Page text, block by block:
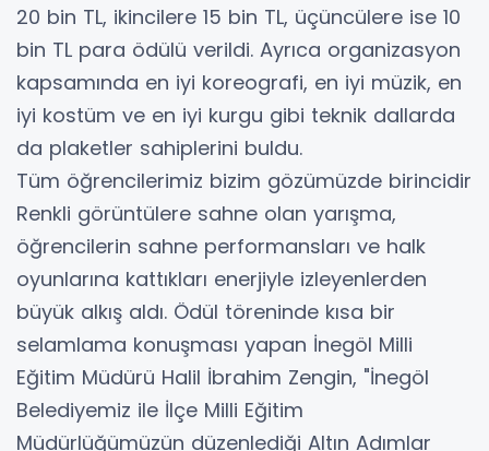
20 bin TL, ikincilere 15 bin TL, üçüncülere ise 10
bin TL para ödülü verildi. Ayrıca organizasyon
kapsamında en iyi koreografi, en iyi müzik, en
iyi kostüm ve en iyi kurgu gibi teknik dallarda
da plaketler sahiplerini buldu.
Tüm öğrencilerimiz bizim gözümüzde birincidir
Renkli görüntülere sahne olan yarışma,
öğrencilerin sahne performansları ve halk
oyunlarına kattıkları enerjiyle izleyenlerden
büyük alkış aldı. Ödül töreninde kısa bir
selamlama konuşması yapan İnegöl Milli
Eğitim Müdürü Halil İbrahim Zengin, "İnegöl
Belediyemiz ile İlçe Milli Eğitim
Müdürlüğümüzün düzenlediği Altın Adımlar